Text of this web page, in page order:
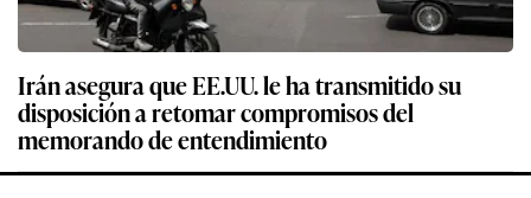
Irán asegura que EE.UU. le ha transmitido su
disposición a retomar compromisos del
memorando de entendimiento